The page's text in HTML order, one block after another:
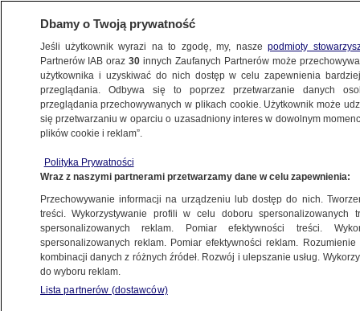
METEO
PROGNOZA
kolejna chłodna noc
1.10.2024, 19:26
Udostępnij
Dbamy o Twoją prywatność
Jeśli użytkownik wyrazi na to zgodę, my, naszepodmioty
Partnerów IAB oraz30 innych Zaufanych Partnerów może
użytkownika i uzyskiwać do nich dostęp w celu zapewnienia
przeglądania. Odbywa się to poprzez przetwarzanie danych
przeglądania przechowywanych w plikach cookie. Użytkownik może
się przetwarzaniu w oparciu o uzasadniony interes w dowolnym
plików cookie i reklam”.
Polityka Prywatności
Wraz z naszymi partnerami przetwarzamy dane w celu zapewnienia:
Przechowywanie informacji na urządzeniu lub dostęp do nich.
treści. Wykorzystywanie profili w celu doboru spersonalizowanych
spersonalizowanych reklam. Pomiar efektywności treści.
spersonalizowanych reklam. Pomiar efektywności reklam.
kombinacji danych z różnych źródeł. Rozwój i ulepszanie usług.
do wyboru reklam.
Lista partnerów (dostawców)